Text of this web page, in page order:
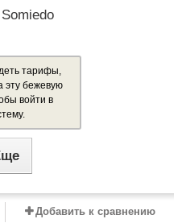
тарифы,
эту бежевую
войти в
Добавить к сравнению